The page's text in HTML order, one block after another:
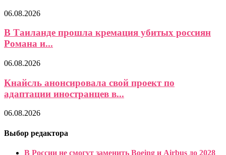
06.08.2026
В Таиланде прошла кремация убитых россиян
Романа и...
06.08.2026
Кнайсль анонсировала свой проект по
адаптации иностранцев в...
06.08.2026
Выбор редактора
В России не смогут заменить Boeing и Airbus до 2028